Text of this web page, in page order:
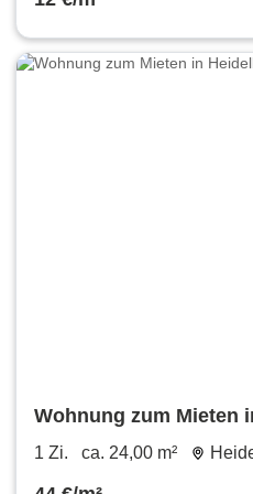
Wohnung zum Mieten
24 m²
1 Zi. ca. 24,00 m²